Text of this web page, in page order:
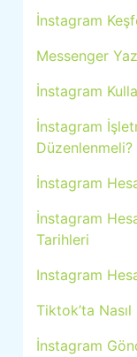
İnstagram
Messenger
İnstagram
İnstagram
Düzenlenmeli?
İnstagram
İnstagram
Tarihleri
Instagram
Tiktok’ta
İnstagram